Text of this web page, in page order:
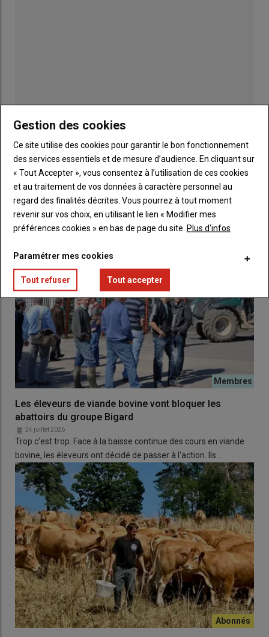
Publicité
LES PLUS LUS
Les éleveurs de viande bovine vont bloquer les
abattoirs du groupe Bigard
24 juillet 2026
Trop c'est trop. Face à la baisse continue des cours en viande
bovine, les éleveurs ont décidé de passer à l'action. Ils…
Gestion des cookies
Ce site utilise des cookies pour garantir le bon fonctionnement
des services essentiels et de mesure d’audience. En cliquant sur
« Tout Accepter », vous consentez à l’utilisation de ces cookies
et au traitement de vos données à caractère personnel au
regard des finalités décrites. Vous pourrez à tout moment
revenir sur vos choix, en utilisant le lien « Modifier mes
préférences cookies » en bas de page du site. Plus d'infos
Paramétrer mes cookies
Tout refuser Tout accepter